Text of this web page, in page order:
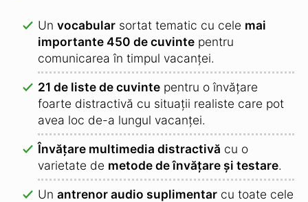
Un vocabular sortat tematic cu cele mai
importante 450 de cuvinte pentru
comunicarea în timpul vacanței.
21 de liste de cuvinte pentru o învățare
foarte distractivă cu situații realiste care pot
avea loc de-a lungul vacanței.
Învățare multimedia distractivă cu o
varietate de metode de învățare și testare.
Un antrenor audio suplimentar cu toate cele